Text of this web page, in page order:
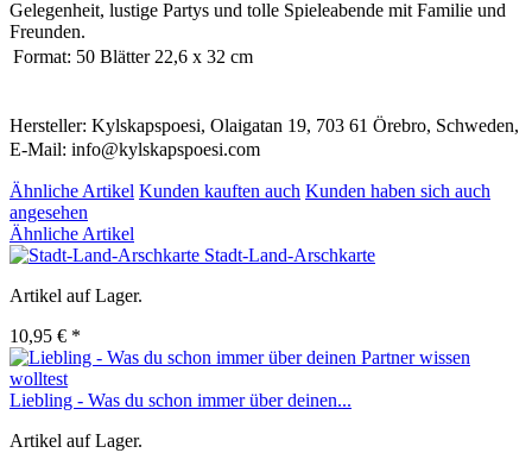
Gelegenheit, lustige Partys und tolle Spieleabende mit Familie und
Freunden.
Format: 50 Blätter 22,6 x 32 cm
Hersteller: Kylskapspoesi, Olaigatan 19, 703 61 Örebro, Schweden,
E-Mail: info@kylskapspoesi.com
Ähnliche Artikel Kunden kauften auch Kunden haben sich auch
angesehen
Ähnliche Artikel
Stadt-Land-Arschkarte
Artikel auf Lager.
10,95 € *
Liebling - Was du schon immer über deinen...
Artikel auf Lager.